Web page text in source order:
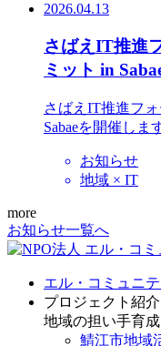
2026.04.13
さばえIT推進
ミット in
さばえIT推進フ
Sabaeを開催しま
お知らせ
地域 × IT
more
お知らせ一覧へ
エル・コミュニ
プロジェクト紹介
地域の担い手育成
鯖江市地域